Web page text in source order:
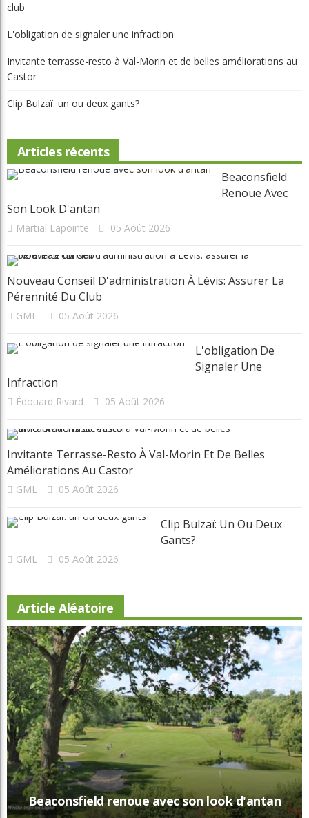
club
L'obligation de signaler une infraction
Invitante terrasse-resto à Val-Morin et de belles améliorations au
Castor
Clip Bulzaï: un ou deux gants?
Articles récents
Beaconsfield
Renoue Avec
Son Look D'antan
Martial Lapointe 05 Août 2026
Nouveau Conseil D'administration À Lévis: Assurer La
Pérennité Du Club
GML 05 Août 2026
L'obligation De
Signaler Une
Infraction
Édouard Rivard 05 Août 2026
Invitante Terrasse-Resto À Val-Morin Et De Belles
Améliorations Au Castor
GML 05 Août 2026
Clip Bulzaï: Un Ou Deux
Gants?
GML 05 Août 2026
Article Aléatoire
Beaconsfield renoue avec son look d'antan